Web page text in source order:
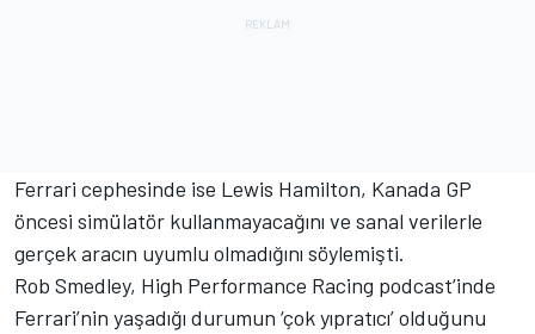
Ferrari cephesinde ise Lewis Hamilton, Kanada GP
öncesi simülatör kullanmayacağını ve sanal verilerle
gerçek aracın uyumlu olmadığını söylemişti.
Rob Smedley, High Performance Racing podcast’inde
Ferrari’nin yaşadığı durumun ‘çok yıpratıcı’ olduğunu